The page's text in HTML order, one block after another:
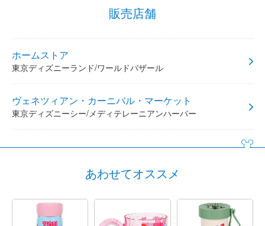
販売店舗
ホームストア
東京ディズニーランド/ワールドバザール
ヴェネツィアン・カーニバル・マーケット
東京ディズニーシー/メディテレーニアンハーバー
あわせてオススメ